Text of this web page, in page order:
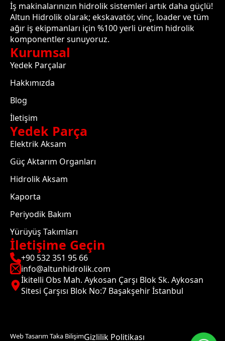
İş makinalarınızın hidrolik sistemleri artık daha güçlü!
Altun Hidrolik olarak; ekskavatör, vinç, loader ve tüm
ağır iş ekipmanları için %100 yerli üretim hidrolik
komponentler sunuyoruz.
Kurumsal
Yedek Parçalar
Hakkımızda
Blog
İletişim
Yedek Parça
Elektrik Aksam
Güç Aktarım Organları
Hidrolik Aksam
Kaporta
Periyodik Bakım
Yürüyüş Takımları
İletişime Geçin
+90 532 351 95 66
info@altunhidrolik.com
İkitelli Obs Mah. Aykosan Çarşı Blok Sk. Aykosan
Sitesi Çarşısı Blok No:7 Başakşehir İstanbul
Web Tasarım Taka BilişimGizlilik Politikası